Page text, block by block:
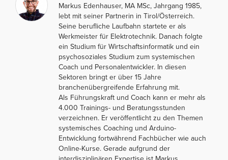
Markus Edenhauser, MA MSc, Jahrgang 1985,
lebt mit seiner Partnerin in Tirol/Österreich.
Seine berufliche Laufbahn startete er als
Werkmeister für Elektrotechnik. Danach folgte
ein Studium für Wirtschaftsinformatik und ein
psychosoziales Studium zum systemischen
Coach und Personalentwickler. In diesen
Sektoren bringt er über 15 Jahre
branchenübergreifende Erfahrung mit.
Als Führungskraft und Coach kann er mehr als
4.000 Trainings- und Beratungsstunden
verzeichnen. Er veröffentlicht zu den Themen
systemisches Coaching und Arduino-
Entwicklung fortwährend Fachbücher wie auch
Online-Kurse. Gerade aufgrund der